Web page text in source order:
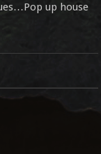
up house